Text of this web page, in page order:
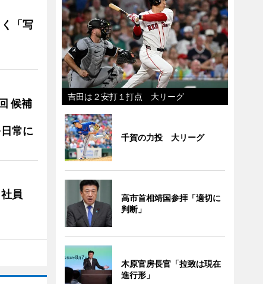
「写
候補
常に
員
吉田は２安打１打点 大リーグ
千賀の力投 大リーグ
高市首相靖国参拝「適切に
判断」
木原官房長官「拉致は現在
進行形」